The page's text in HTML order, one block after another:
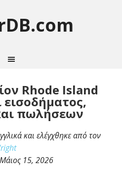
Rhode Island
πωλήσεων
και ελέγχθηκε από τον
Μάιος 15, 2026